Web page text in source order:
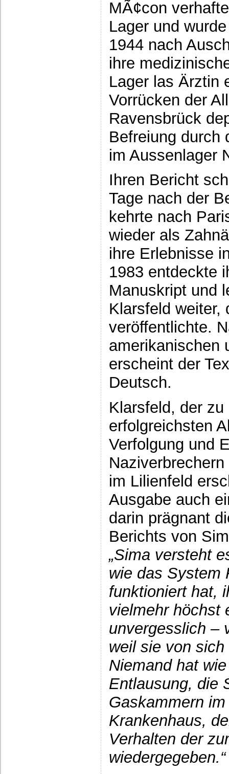
MÃ¢con
Lager und
1944 nach
ihre
Lager las Ärztin
Vorrücken der
Ravensbrück
Befreiung durch
im Aussenlager
Ihren Bericht
Tage nach der
kehrte nach
wieder als
ihre Erlebnisse
1983 entdeckte
Manuskript und
Klarsfeld weiter,
veröffentlichte.
amerikanischen
erscheint der
Deutsch.
Klarsfeld, der
erfolgreichsten
Verfolgung und
im Lilienfeld
Ausgabe auch
darin prägnant
Berichts von
„Sima versteht
wie das System
funktioniert hat,
vielmehr höchst
unvergesslich –
weil sie von
Niemand hat
Entlausung, die
Gaskammern
Krankenhaus,
Verhalten der
wiedergegeben.“